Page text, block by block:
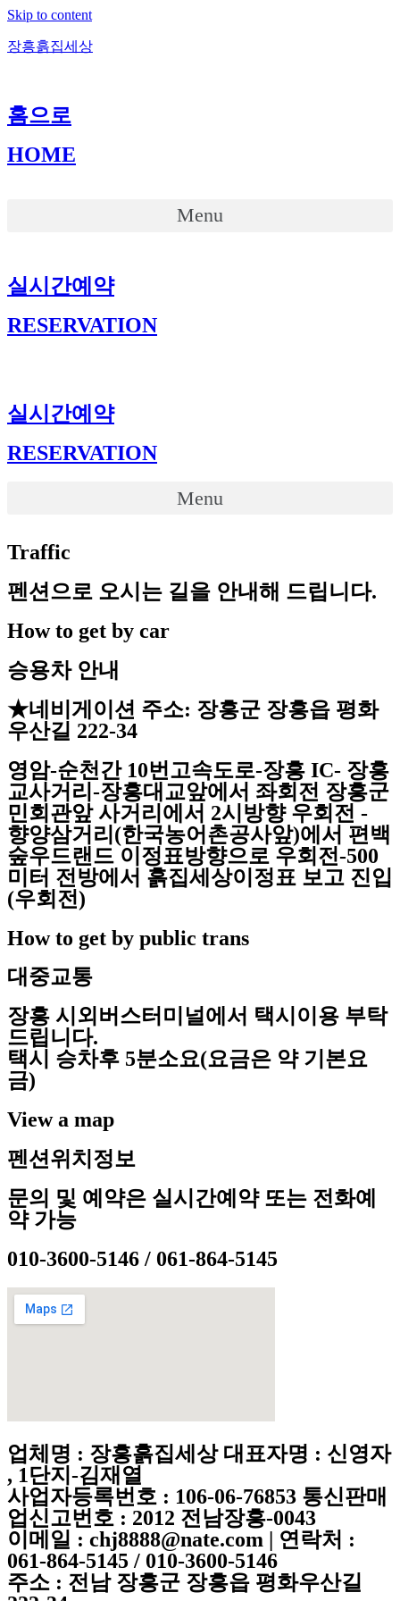
Skip to content
장흥흙집세상
홈으로
HOME
Menu
실시간예약
RESERVATION
실시간예약
RESERVATION
Menu
Traffic
펜션으로 오시는 길을 안내해 드립니다.
How to get by car
승용차 안내
★네비게이션 주소: 장흥군 장흥읍 평화
우산길 222-34
영암-순천간 10번고속도로-장흥 IC- 장흥
교사거리-장흥대교앞에서 좌회전 장흥군
민회관앞 사거리에서 2시방향 우회전 -
향양삼거리(한국농어촌공사앞)에서 편백
숲우드랜드 이정표방향으로 우회전-500
미터 전방에서 흙집세상이정표 보고 진입
(우회전)
How to get by public trans
대중교통
장흥 시외버스터미널에서 택시이용 부탁
드립니다.
택시 승차후 5분소요(요금은 약 기본요
금)
View a map
펜션위치정보
문의 및 예약은 실시간예약 또는 전화예
약 가능
010-3600-5146 / 061-864-5145
업체명 : 장흥흙집세상 대표자명 : 신영자
, 1단지-김재열
사업자등록번호 : 106-06-76853 통신판매
업신고번호 : 2012 전남장흥-0043
이메일 : chj8888@nate.com | 연락처 :
061-864-5145 / 010-3600-5146
주소 : 전남 장흥군 장흥읍 평화우산길